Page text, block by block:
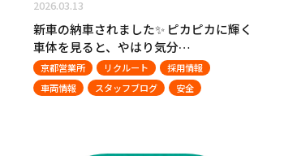
2026.03.13
新車の納車されました✨ ピカピカに輝く
車体を見ると、やはり気分…
京都営業所 リクルート
採用情報
車両情報
スタッフブログ 安全